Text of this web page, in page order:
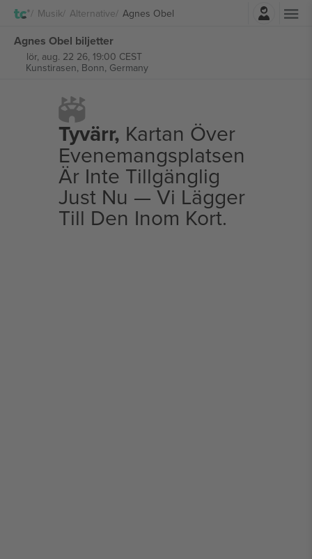
Musik Alternative Agnes Obel
Agnes Obel biljetter
lör, aug. 22 26, 19:00 CEST
Kunstirasen, Bonn, Germany
Tyvärr, Kartan Över
Evenemangsplatsen
Är Inte Tillgänglig
Just Nu — Vi Lägger
Till Den Inom Kort.